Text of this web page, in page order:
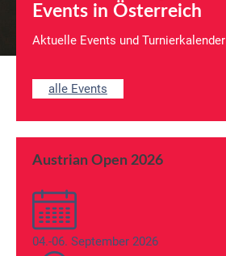
Events in Österreich
Aktuelle Events und Turnierkalender
alle Events
Austrian Open 2026
04.-06. September 2026